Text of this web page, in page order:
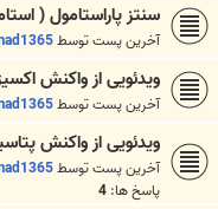
سنتز پاراستامول (
آخرین پست توسط
ویدئویی از واکنش
آخرین پست توسط
ویدئویی از واکنش
آخرین پست توسط
پاسخ ها: 4